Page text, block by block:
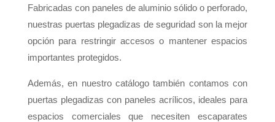
Fabricadas con paneles de aluminio sólido o perforado,
nuestras puertas plegadizas de seguridad son la mejor
opción para restringir accesos o mantener espacios
importantes protegidos.
Además, en nuestro catálogo también contamos con
puertas plegadizas con paneles acrílicos, ideales para
espacios comerciales que necesiten escaparates